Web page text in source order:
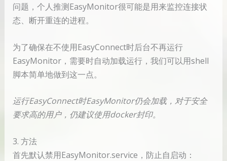
问题，个人推测EasyMonitor很可能是用来监控连接状
态、断开重连的进程。
为了确保在不使用EasyConnect时后台不再运行
EasyMonitor，需要时自动加载运行，我们可以用shell
脚本简单地做到这一点。
运行EasyConnect时EasyMonitor仍会加载，对于安全
要求高的用户，仍建议使用docker封印。
3. 方法
首先默认禁用EasyMonitor.service，防止自启动：